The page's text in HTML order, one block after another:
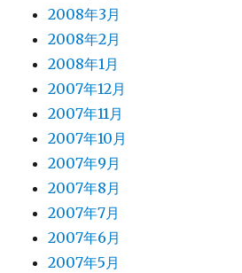
2008年3月
2008年2月
2008年1月
2007年12月
2007年11月
2007年10月
2007年9月
2007年8月
2007年7月
2007年6月
2007年5月